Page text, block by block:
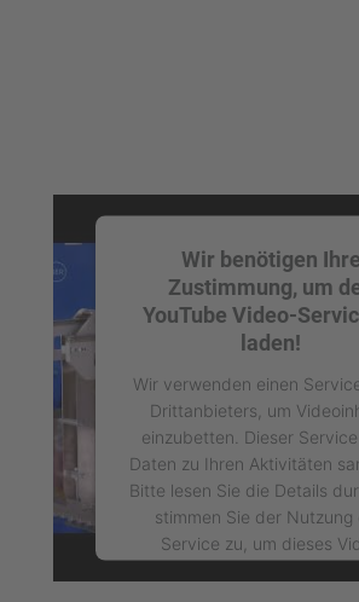
Wir benötigen Ihre
Zustimmung, um
YouTube Video-
laden!
Wir verwenden einen
Drittanbieters, um
einzubetten. Dieser
Daten zu Ihren Aktivitäten
Bitte lesen Sie die Details
stimmen Sie der Nutzung
Service zu, um dieses